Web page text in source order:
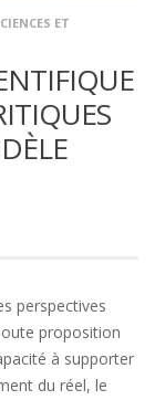
ET
perspectives
proposition
à supporter
du réel, le